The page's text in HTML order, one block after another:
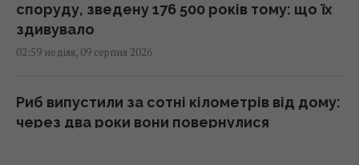
споруду, зведену 176 500 років тому: що їх
здивувало
02:59 неділя, 09 серпня 2026
Риб випустили за сотні кілометрів від дому:
через два роки вони повернулися